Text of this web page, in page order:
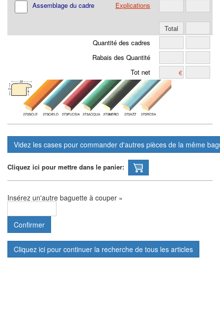
Assemblage du cadre
Explications
Quantité des cadres
Rabais des Quantité
Tot net
Cliquez ici pour mettre dans le panier:
Insérez un'autre baguette à couper »
Cliquez ici pour continuer la recherche de tous les articles